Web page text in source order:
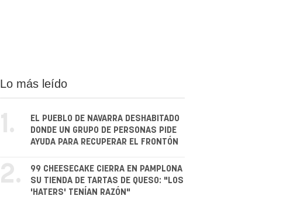
Lo más leído
1.
EL PUEBLO DE NAVARRA DESHABITADO
DONDE UN GRUPO DE PERSONAS PIDE
AYUDA PARA RECUPERAR EL FRONTÓN
2.
99 CHEESECAKE CIERRA EN PAMPLONA
SU TIENDA DE TARTAS DE QUESO: "LOS
'HATERS' TENÍAN RAZÓN"